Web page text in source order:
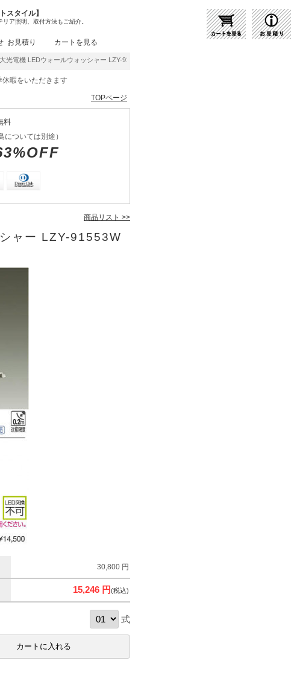
スタイル】
ア照明、取付方法もご紹介。
お見積り カートを見る
機 LEDウォールウォッシャー LZY-91553WW | 商品紹介 | 照明器具の通販・インテリア照明の通
暇をいただきます
TOPページ
料
については別途）
商品リスト >>
ャー LZY-91553W
30,800 円
15,246 円(税込)
式